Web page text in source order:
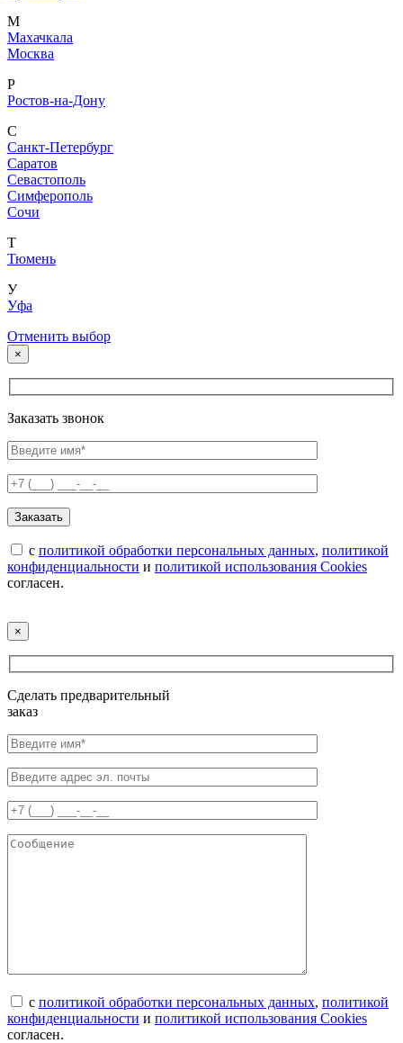
М
Махачкала
Москва
Р
Ростов-на-Дону
С
Санкт-Петербург
Саратов
Севастополь
Симферополь
Сочи
Т
Тюмень
У
Уфа
Отменить выбор
×
Заказать звонок
с политикой обработки персональных данных, политикой
конфиденциальности и политикой использования Cookies
согласен.
×
Сделать предварительный
заказ
с политикой обработки персональных данных, политикой
конфиденциальности и политикой использования Cookies
согласен.